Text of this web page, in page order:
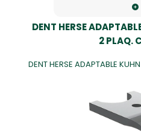
DENT HERSE
2 PLAQ.
DENT HERSE ADAPTABLE